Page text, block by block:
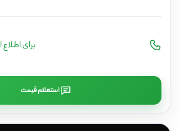
برای
استعلام قیمت